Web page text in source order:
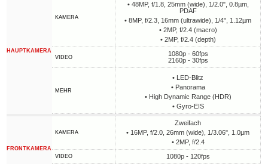
HAUPTKAMERA
KAMERA
• 48MP, f/1.8, 25mm (wide), 1/2.0", 0.8µm,
PDAF
• 8MP, f/2.3, 16mm (ultrawide), 1/4", 1.12µm
• 2MP, f/2.4 (macro)
• 2MP, f/2.4 (depth)
VIDEO
1080p - 60fps
2160p - 30fps
MEHR
• LED-Blitz
• Panorama
• High Dynamic Range (HDR)
• Gyro-EIS
FRONTKAMERA
KAMERA
Zweifach
• 16MP, f/2.0, 26mm (wide), 1/3.06", 1.0µm
• 2MP, f/2.4
VIDEO 1080p - 120fps